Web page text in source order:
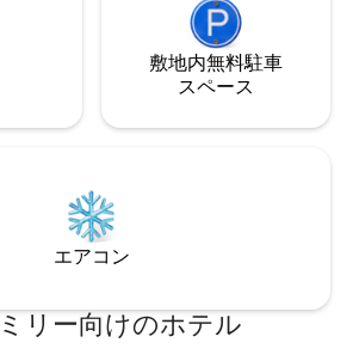
敷地内無料駐⁠車
ス⁠ペ⁠ー⁠ス
エアコン
リー向⁠け⁠のホ⁠テ⁠ル